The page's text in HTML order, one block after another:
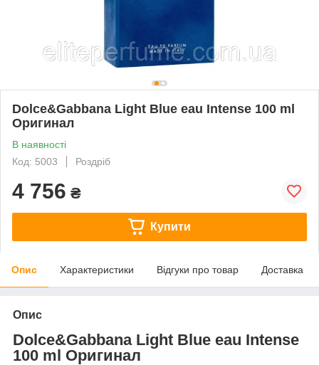
Dolce&Gabbana Light Blue eau Intense 100 ml
Оригинал
В наявності
Код: 5003
Роздріб
4 756 ₴
Купити
Опис Характеристики Відгуки про товар Доставка
Опис
Dolce&Gabbana Light Blue eau Intense
100 ml Оригинал